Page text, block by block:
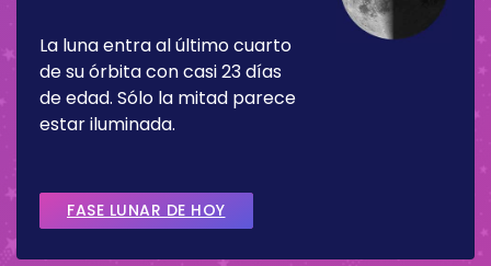
La luna entra al último cuarto
de su órbita con casi 23 días
de edad. Sólo la mitad parece
estar iluminada.
FASE LUNAR DE HOY